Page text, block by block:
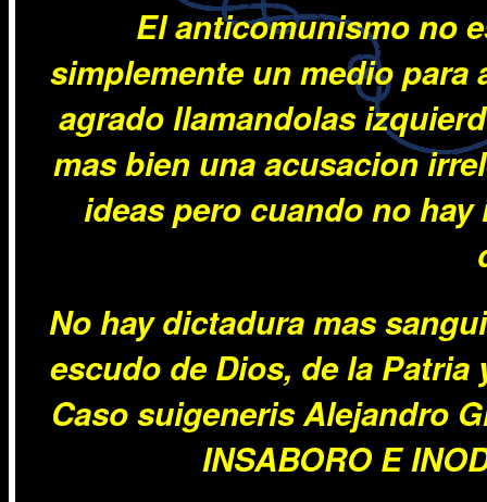
El anticomunismo no
simplemente un medio para
agrado llamandolas
mas bien una acusacion
ideas pero cuando no
No hay dictadura mas
escudo de Dios, de la
Caso suigeneris Alejandro
INSABORO E